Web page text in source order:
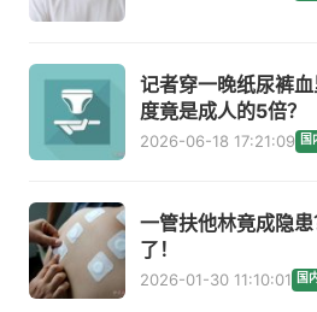
记者穿一晚纸尿裤
度竟是成人的5倍？
2026-06-18 17:21:09 国
一管扶他林竟成隐
了！
2026-01-30 11:10:01 国